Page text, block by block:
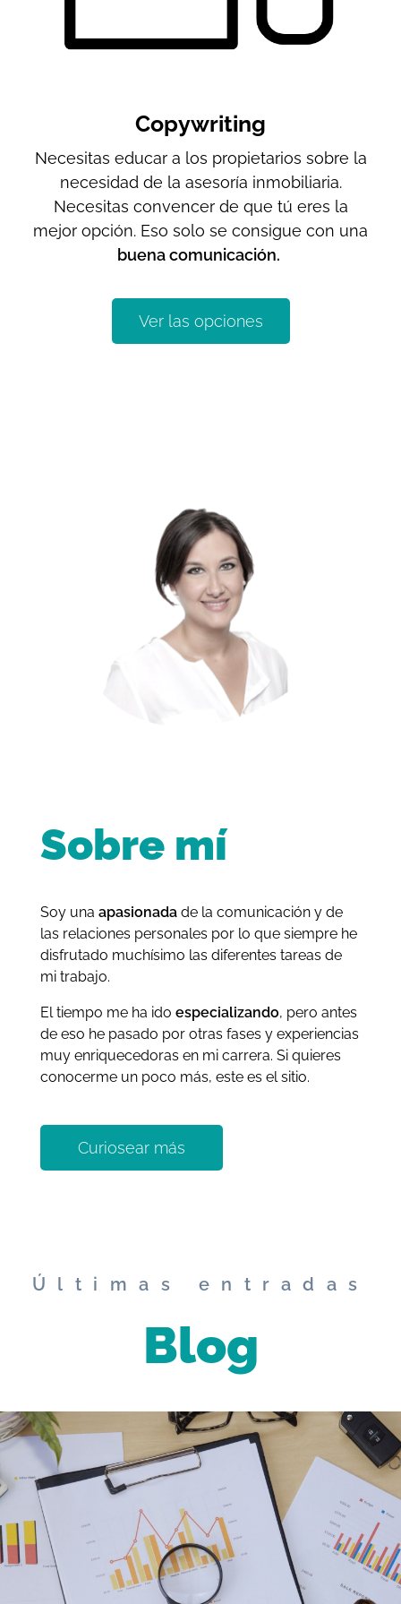
Copywriting
Necesitas educar a los propietarios sobre la
necesidad de la asesoría inmobiliaria.
Necesitas convencer de que tú eres la
mejor opción. Eso solo se consigue con una
buena comunicación.
Ver las opciones
Sobre mí
Soy una apasionada de la comunicación y de
las relaciones personales por lo que siempre he
disfrutado muchísimo las diferentes tareas de
mi trabajo.
El tiempo me ha ido especializando, pero antes
de eso he pasado por otras fases y experiencias
muy enriquecedoras en mi carrera. Si quieres
conocerme un poco más, este es el sitio.
Curiosear más
Últimas entradas
Blog